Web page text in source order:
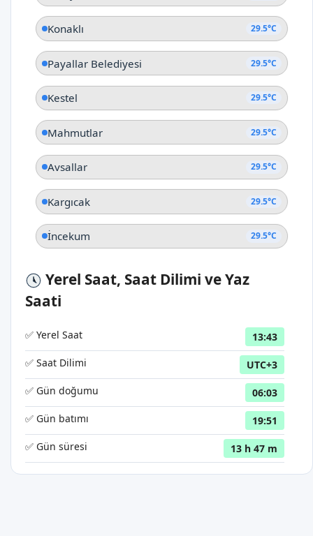
Konaklı 29.5°C
Payallar Belediyesi 29.5°C
Kestel 29.5°C
Mahmutlar 29.5°C
Avsallar 29.5°C
Kargıcak 29.5°C
İncekum 29.5°C
Yerel Saat, Saat Dilimi ve Yaz
Saati
✅ Yerel Saat
13:43
✅ Saat Dilimi
UTC+3
✅ Gün doğumu
06:03
✅ Gün batımı
19:51
✅ Gün süresi
13 h 47 m